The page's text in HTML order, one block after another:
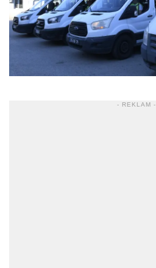
- REKLAM -